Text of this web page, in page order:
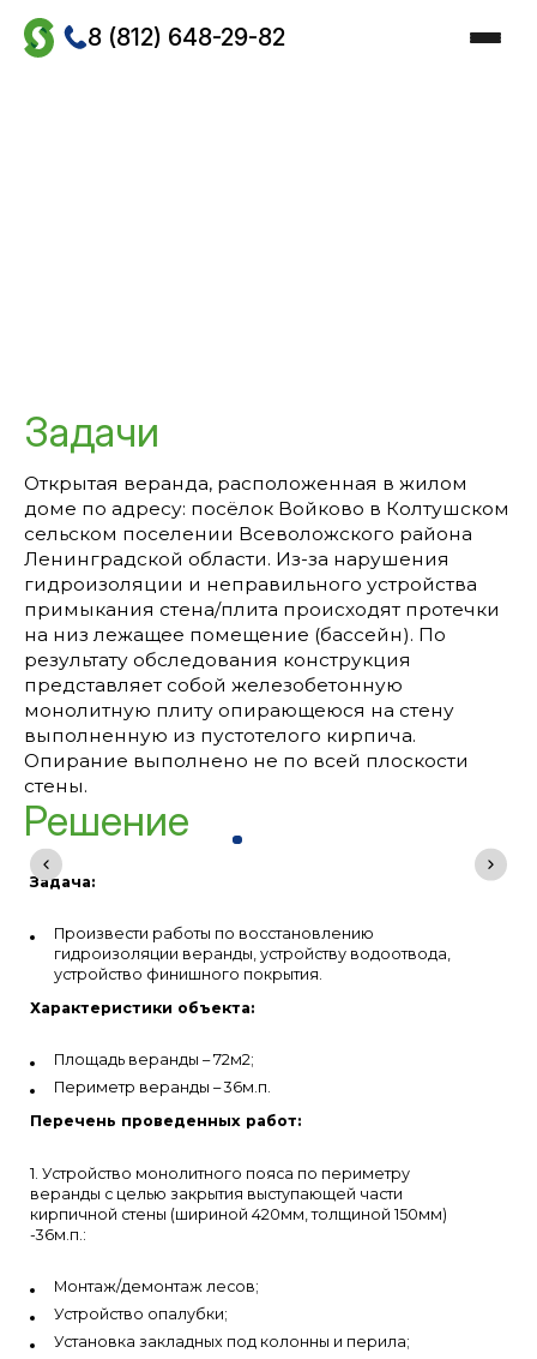
the
8 (812) 648-29-82
Задачи
Открытая веранда, расположенная в жилом
доме по адресу: посёлок Войково в Колтушском
сельском поселении Всеволожского района
Ленинградской области. Из-за нарушения
гидроизоляции и неправильного устройства
примыкания стена/плита происходят протечки
на низ лежащее помещение (бассейн). По
результату обследования конструкция
представляет собой железобетонную
монолитную плиту опирающеюся на стену
выполненную из пустотелого кирпича.
Опирание выполнено не по всей плоскости
стены.
Решение
Задача:
Произвести работы по восстановлению
гидроизоляции веранды, устройству водоотвода,
устройство финишного покрытия.
Характеристики объекта:
Площадь веранды – 72м2;
Периметр веранды – 36м.п.
Перечень проведенных работ:
1. Устройство монолитного пояса по периметру
веранды с целью закрытия выступающей части
кирпичной стены (шириной 420мм, толщиной 150мм)
-36м.п.:
Монтаж/демонтаж лесов;
Устройство опалубки;
Установка закладных под колонны и перила;